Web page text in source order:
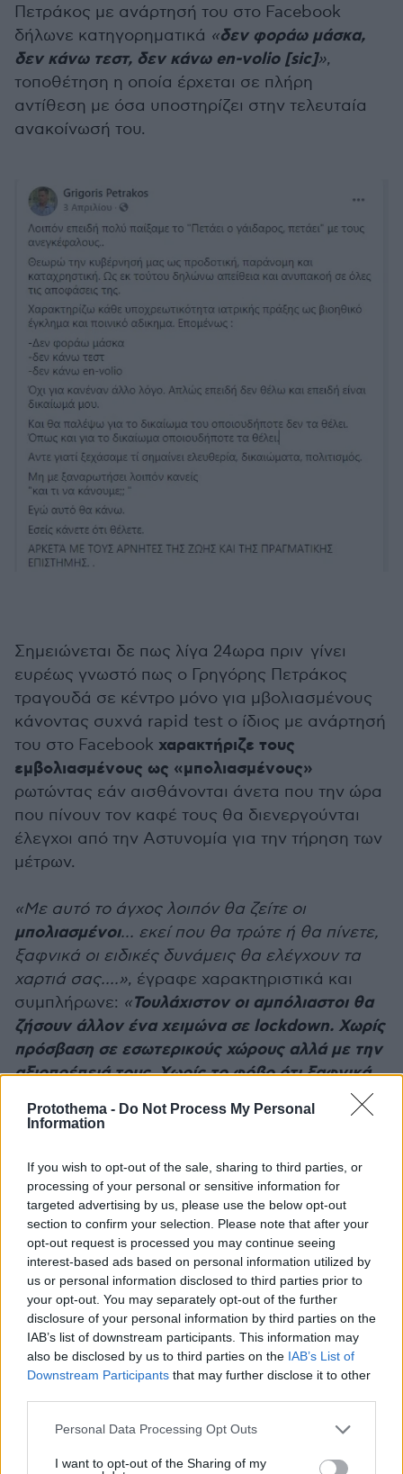
Protothema - Do Not Process My Personal
Information
If you wish to opt-out of the sale, sharing to third parties, or
processing of your personal or sensitive information for
targeted advertising by us, please use the below opt-out
section to confirm your selection. Please note that after your
opt-out request is processed you may continue seeing
interest-based ads based on personal information utilized by
us or personal information disclosed to third parties prior to
your opt-out. You may separately opt-out of the further
disclosure of your personal information by third parties on the
IAB’s list of downstream participants. This information may
also be disclosed by us to third parties on the IAB’s List of
Downstream Participants that may further disclose it to other
Please note that this website/app uses one or more Google
not limited to your visit or usage behaviour. You may click to
Personal Data Processing Opt Outs
I want to opt-out of the Sharing of my
Πετράκος με ανάρτησή του στο Facebook
δήλωνε κατηγορηματικά «δεν φοράω μάσκα,
δεν κάνω τεστ, δεν κάνω en-volio [sic]»,
τοποθέτηση η οποία έρχεται σε πλήρη
αντίθεση με όσα υποστηρίζει στην τελευταία
ανακοίνωσή του.
Σημειώνεται δε πως λίγα 24ωρα πριν γίνει
ευρέως γνωστό πως ο Γρηγόρης Πετράκος
τραγουδά σε κέντρο μόνο για μβολιασμένους
κάνοντας συχνά rapid test ο ίδιος με ανάρτησή
του στο Facebook χαρακτήριζε τους
εμβολιασμένους ως «μπολιασμένους»
ρωτώντας εάν αισθάνονται άνετα που την ώρα
που πίνουν τον καφέ τους θα διενεργούνται
έλεγχοι από την Αστυνομία για την τήρηση των
μέτρων.
«Με αυτό το άγχος λοιπόν θα ζείτε οι
μπολιασμένοι... εκεί που θα τρώτε ή θα πίνετε,
ξαφνικά οι ειδικές δυνάμεις θα ελέγχουν τα
χαρτιά σας....», έγραφε χαρακτηριστικά και
συμπλήρωνε: «Τουλάχιστον οι αμπόλιαστοι θα
ζήσουν άλλον ένα χειμώνα σε lockdown. Χωρίς
πρόσβαση σε εσωτερικούς χώρους αλλά με την
αξιοπρέπειά τους. Χωρίς το φόβο ότι ξαφνικά
θα αφήσουν κάτω τη μπουκιά και θα ψάχνουν
για χαρτιά και ταυτότητες... ».
Δείτε βίντεο:
Glomex Player(40599w16ki4e70hs, v-
cey3raujz7y1-sf)
Διαβάστε επίσης:Ο «πατριάρχης των ψεκ»
Στην συνέχεια ο Γρηγόρης Πετράκος
αναφέρθηκε στον Πάνο Κιάμο τον οποίο είχε